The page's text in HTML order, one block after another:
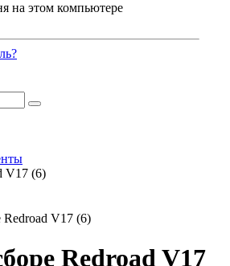
на этом компьютере
V17 (6)
Redroad V17